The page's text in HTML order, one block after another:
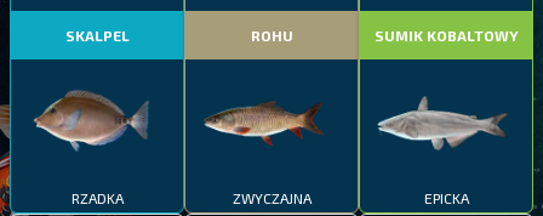
SKALPEL
RZADKA
ROHU
ZWYCZAJNA
SUMIK KOBALTOWY
EPICKA